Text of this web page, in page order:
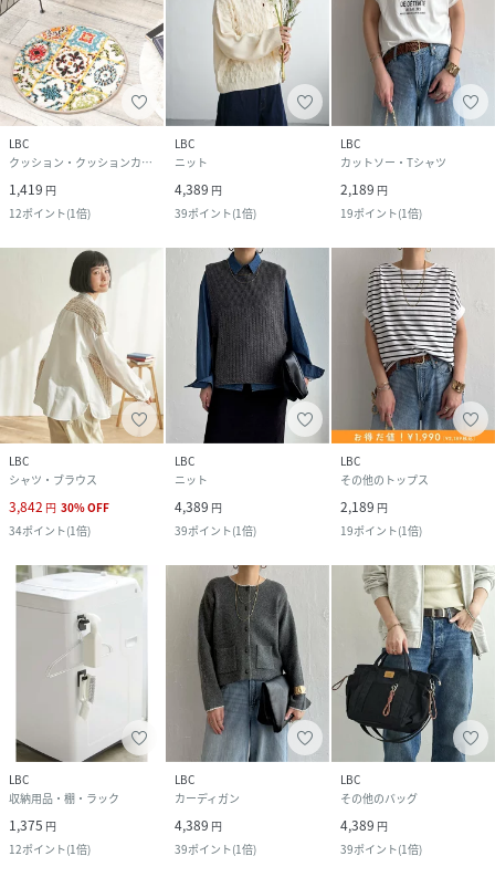
LBC
クッション・クッションカバー
1,419 円
12ポイント(1倍)
LBC
ニット
4,389 円
39ポイント(1倍)
LBC
カットソー・Tシャツ
2,189 円
19ポイント(1倍)
LBC
シャツ・ブラウス
3,842 円 30%OFF
34ポイント(1倍)
LBC
ニット
4,389 円
39ポイント(1倍)
LBC
その他のトップス
2,189 円
19ポイント(1倍)
LBC
収納用品・棚・ラック
1,375 円
12ポイント(1倍)
LBC
カーディガン
4,389 円
39ポイント(1倍)
LBC
その他のバッグ
4,389 円
39ポイント(1倍)